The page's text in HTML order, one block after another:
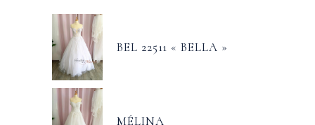
BEL 22511 « BELLA »
MÉLINA